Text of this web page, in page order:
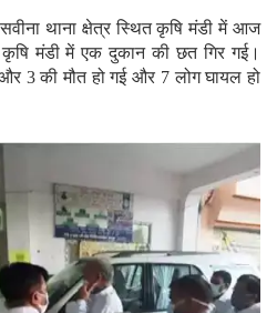
थाना क्षेत्र स्थित कृषि मंडी में आज
कृषि मंडी में एक दुकान की छत गिर गई।
3 की मौत हो गई और 7 लोग घायल हो